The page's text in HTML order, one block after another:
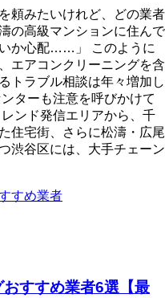
頼みたいけれど、どの業者
の高級マンションに住んで
か心配……」 このように
エアコンクリーニングを含
トラブル相談は年々増加し
ターも注意を呼びかけて
ンド発信エリアから、千
住宅街、さらに松濤・広尾
渋谷区には、大手チェーン
すすめ業者6選【最